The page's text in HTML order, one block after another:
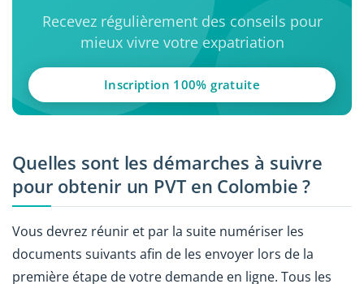
Recevez régulièrement des conseils pour
mieux vivre votre expatriation
Inscription 100% gratuite
Quelles sont les démarches à suivre
pour obtenir un PVT en Colombie ?
Vous devrez réunir et par la suite numériser les
documents suivants afin de les envoyer lors de la
première étape de votre demande en ligne. Tous les